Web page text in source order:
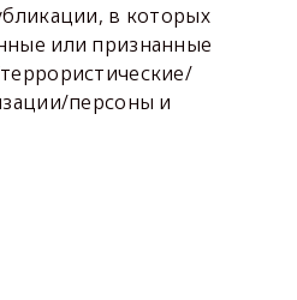
в которых
или признанные
персоны и